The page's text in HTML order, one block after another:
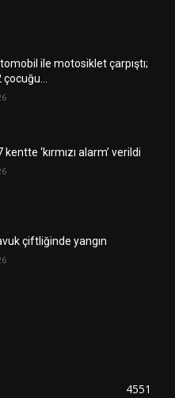
ile motosiklet çarpıştı;
çocuğu…
kentte ‘kırmızı alarm’ verildi
çiftliğinde yangın
4551